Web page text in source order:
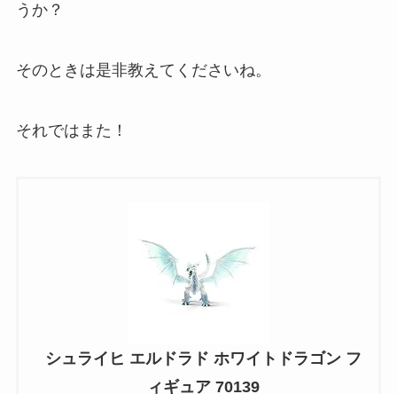
うか？
そのときは是非教えてくださいね。
それではまた！
シュライヒ エルドラド ホワイトドラゴン フ
ィギュア 70139